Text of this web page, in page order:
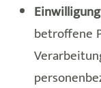
Einwilligung
betroffene